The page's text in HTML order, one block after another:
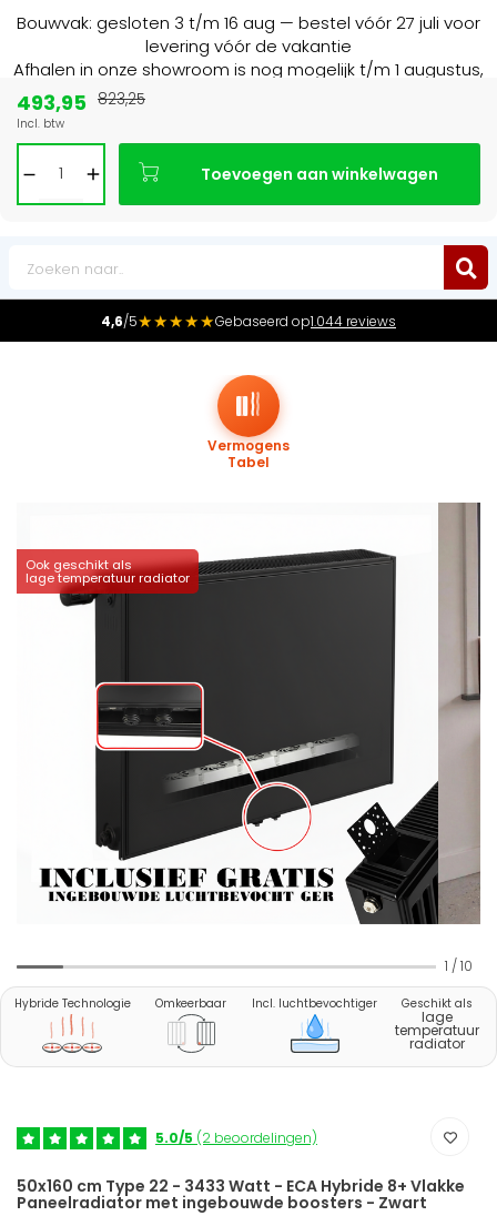
Bouwvak: gesloten 3 t/m 16 aug — bestel vóór 27 juli voor
levering vóór de vakantie
Afhalen in onze showroom is nog mogelijk t/m 1 augustus,
4,6/5★★★★★Gebaseerd op1.044 reviews
Ook geschikt als
lage temperatuur radiator
Vermogens
Tabel
1 / 10
Hybride Technologie Omkeerbaar Incl. luchtbevochtiger Geschikt als
lage
temperatuur
radiator
5.0/5 (2 beoordelingen)
50x160 cm Type 22 - 3433 Watt - ECA Hybride 8+ Vlakke
Paneelradiator met ingebouwde boosters - Zwart
493,95
Incl. btw
823,25
Toevoegen aan winkelwagen